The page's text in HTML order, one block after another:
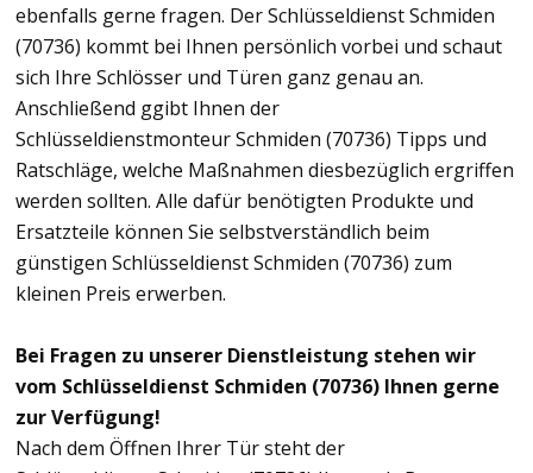
ebenfalls gerne fragen. Der Schlüsseldienst Schmiden
(70736) kommt bei Ihnen persönlich vorbei und schaut
sich Ihre Schlösser und Türen ganz genau an.
Anschließend ggibt Ihnen der
Schlüsseldienstmonteur Schmiden (70736) Tipps und
Ratschläge, welche Maßnahmen diesbezüglich ergriffen
werden sollten. Alle dafür benötigten Produkte und
Ersatzteile können Sie selbstverständlich beim
günstigen Schlüsseldienst Schmiden (70736) zum
kleinen Preis erwerben.
Bei Fragen zu unserer Dienstleistung stehen wir
vom Schlüsseldienst Schmiden (70736) Ihnen gerne
zur Verfügung!
Nach dem Öffnen Ihrer Tür steht der